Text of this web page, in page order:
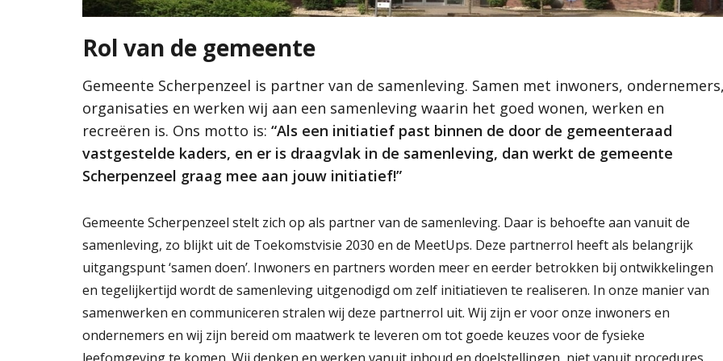
Samen met inwoners, ondernemers,
samenleving waarin het goed wonen,
een initiatief past binnen de door de
gemeenteraad vastgestelde kaders, en er
is draagvlak in de samenleving, dan werkt
de gemeente Scherpenzeel graag mee
aan jouw initiatief!”
Proces MeetUps
Relatie met andere omgevingsvisies
Hoe werkt de website?
Rol van de gemeente
Groene en gezonde toekomst
Ondernemend Scherpenzeel
Waarden
DNA van Scherpenzeel
Cultuurhistorie en landschap
Water als inrichtingsprincipe
Gemeente Scherpenzeel is partner van de samenleving. Samen met
inwoners, ondernemers, organisaties en werken wij aan een
samenleving waarin het goed wonen, werken en recreëren is. Ons
motto is:“Als een initiatief past binnen de door de gemeenteraad
vastgestelde kaders, en er is draagvlak in de samenleving, dan
werkt de gemeente Scherpenzeel graag mee aan jouw initiatief!”
Foto door Margreet Hendriks)
Lees verder
Rol van de gemeente
Gemeente Scherpenzeel is partner van de samenleving. Samen met inwoners,
organisaties en werken wij aan een samenleving waarin het goed wonen, werken en
recreëren is. Ons motto is: “Als een initiatief past binnen de door de gemeenteraad
vastgestelde kaders, en er is draagvlak in de samenleving, dan werkt de gemeente
Scherpenzeel graag mee aan jouw initiatief!”
Gemeente Scherpenzeel stelt zich op als partner van de samenleving. Daar is behoefte aan vanuit de
samenleving, zo blijkt uit de Toekomstvisie 2030 en de MeetUps. Deze partnerrol heeft als belangrijk
uitgangspunt ‘samen doen’. Inwoners en partners worden meer en eerder betrokken bij ontwikkelingen
en tegelijkertijd wordt de samenleving uitgenodigd om zelf initiatieven te realiseren. In onze manier van
samenwerken en communiceren stralen wij deze partnerrol uit. Wij zijn er voor onze inwoners en
ondernemers en wij zijn bereid om maatwerk te leveren om tot goede keuzes voor de fysieke
leefomgeving te komen. Wij denken en werken vanuit inhoud en doelstellingen, niet vanuit procedures.